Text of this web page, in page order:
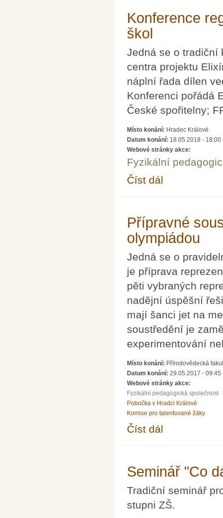
Konference
škol
Jedná se o tradiční
centra projektu
náplní řada dílen
Konferenci pořádá
České spořitelny;
Místo konání: Hradec Králové
Datum konání: 18.05.2018 - 18:00
Webové stránky akce:
Fyzikální
Číst dál
Přípravné
olympiádou
Jedná se o
je příprava
pěti vybraných
nadějní úspěšní
mají šanci jet na
soustředění je
experimentování
Místo konání: Přírodovědecká
Datum konání: 29.05.2017 - 09:45
Webové stránky akce:
Fyzikální pedagogická společnost
Pobočka v Hradci Králové
Komise pro talentované žáky
Číst dál
Seminář "Co
Tradiční seminář
stupni ZŠ.